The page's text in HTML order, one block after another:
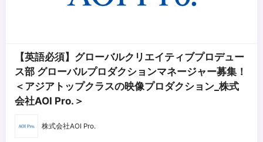
【英語必須】グローバルクリエイティブプロデュー
ス部 グローバルプロダクションマネージャー募集！
＜アジアトップクラスの映像プロダクション_株式
会社AOI Pro.＞
株式会社AOI Pro.